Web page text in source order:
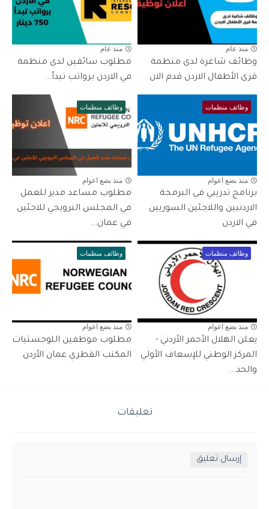
منذ عام
وظائف شاغرة لدى منظمة
قرى الأطفال الاردن قدم الان
منذ عام
مطلوب سائقين لدى منظمة
في الاردن برواتب تبدأ...
وظائف منظمات
منذ بضع اعوام
برنامج تدريبي في البرمجة
الاردنيين واللاجئين السوريين
في الاردن
وظائف منظمات
منذ بضع اعوام
مطلوب مساعد مدير للعمل
في المجلس النرويجي للاجئين
في عمان...
وظائف منظمات
منذ بضع اعوام
يعلن الهلال الأحمر الأردني -
المركز الوطني للإسعاف الأولي
والحد...
وظائف منظمات
منذ بضع اعوام
مطلوب موظفين اللوجستيات
المكتب القطري عمان الأردن
تعليقات
إرسال تعليق